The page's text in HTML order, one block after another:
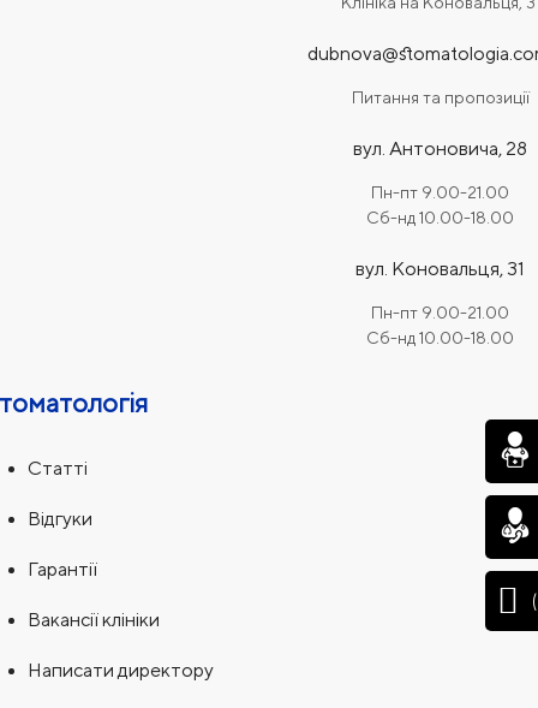
Питання та пропозиції
вул. Антоновича, 28
Пн-пт 9.00-21.00
Сб-нд 10.00-18.00
вул. Коновальця, 31
Пн-пт 9.00-21.00
Сб-нд 10.00-18.00
Статті
Відгуки
Гарантії
Вакансії клініки
Написати директору